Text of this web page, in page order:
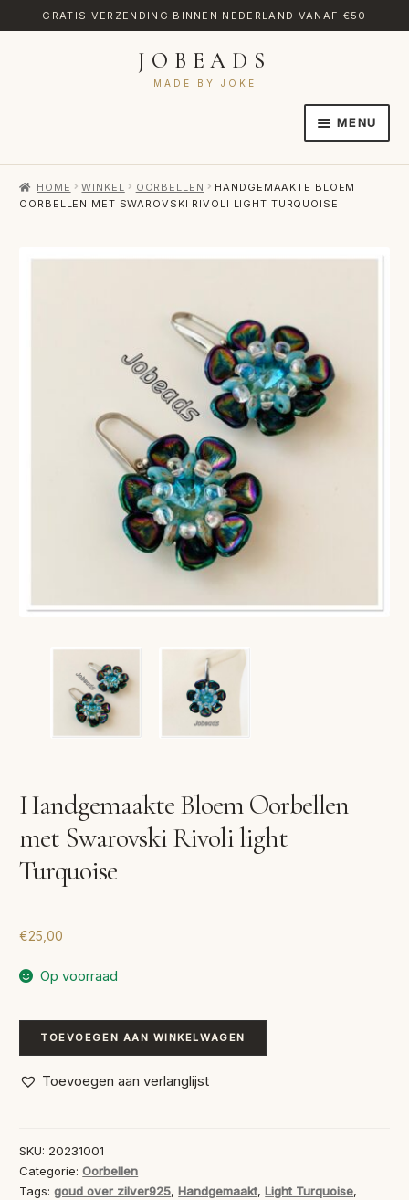
GRATIS VERZENDING BINNEN NEDERLAND VANAF €50
JOBEADS
MADE BY JOKE
MENU
AFREKENEN
VERLANGLIJST
VERZENDKOSTEN
VOLG BESTELLING
HOME WINKEL OORBELLEN
HANDGEMAAKTE BLOEM
OORBELLEN MET SWAROVSKI RIVOLI LIGHT TURQUOISE
Handgemaakte Bloem Oorbellen
met Swarovski Rivoli light
Turquoise
€25,00
Op voorraad
Handgemaakte
Bloem
Oorbellen
Rivoli
light
Turquoise
TOEVOEGEN AAN WINKELWAGEN
Toevoegen aan verlanglijst
SKU: 20231001
Categorie:Oorbellen
Tags:goud over zilver925,Handgemaakt,Light Turquoise,